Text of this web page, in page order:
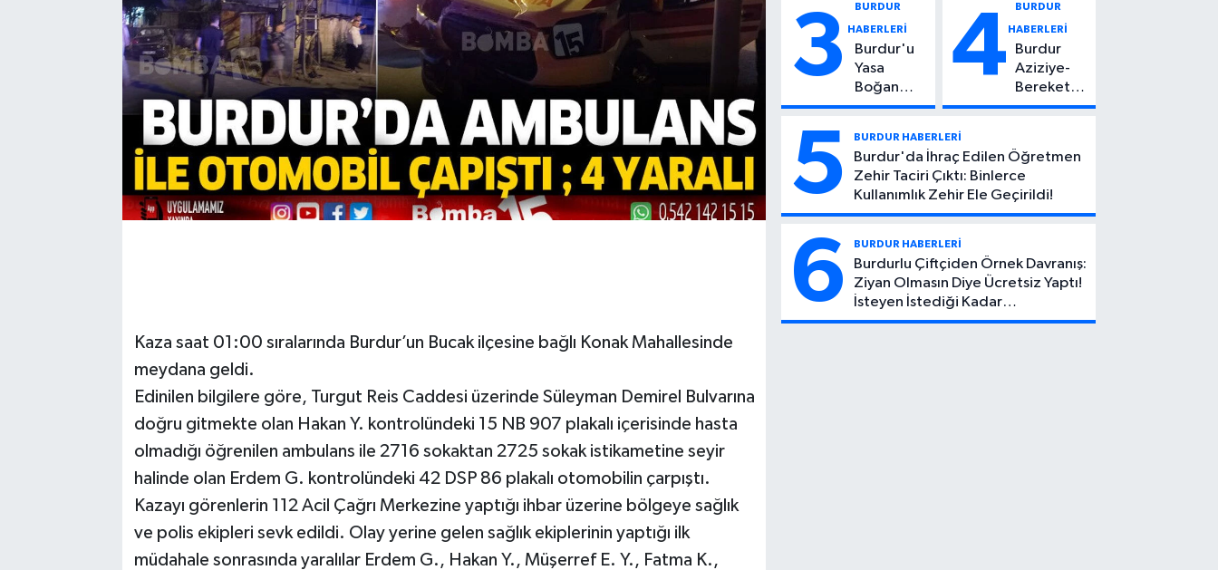
Kaza saat 01:00 sıralarında Burdur’un Bucak ilçesine bağlı Konak Mahallesinde
meydana geldi.
Edinilen bilgilere göre, Turgut Reis Caddesi üzerinde Süleyman Demirel Bulvarına
doğru gitmekte olan Hakan Y. kontrolündeki 15 NB 907 plakalı içerisinde hasta
olmadığı öğrenilen ambulans ile 2716 sokaktan 2725 sokak istikametine seyir
halinde olan Erdem G. kontrolündeki 42 DSP 86 plakalı otomobilin çarpıştı.
Kazayı görenlerin 112 Acil Çağrı Merkezine yaptığı ihbar üzerine bölgeye sağlık
ve polis ekipleri sevk edildi. Olay yerine gelen sağlık ekiplerinin yaptığı ilk
müdahale sonrasında yaralılar Erdem G., Hakan Y., Müşerref E. Y., Fatma K.,
Çocuktan
Kötü Haber!
Kaybetti
3 BURDUR
HABERLERİ
Burdur'u
Yasa
Boğan
Ölüm:
Can Atıcı
Genç
Yaşta
Yaşamını
Yitirdi
4 BURDUR
HABERLERİ
Burdur
Aziziye-
Bereket
Köyü
Feci Kaza:
1 Ölü, 2
Yaralı
5 BURDUR HABERLERİ
Burdur'da İhraç Edilen Öğretmen
Zehir Taciri Çıktı: Binlerce
Kullanımlık Zehir Ele Geçirildi!
6 BURDUR HABERLERİ
Burdurlu Çiftçiden Örnek Davranış:
Ziyan Olmasın Diye Ücretsiz Yaptı!
İsteyen İstediği Kadar
Toplayabilecek